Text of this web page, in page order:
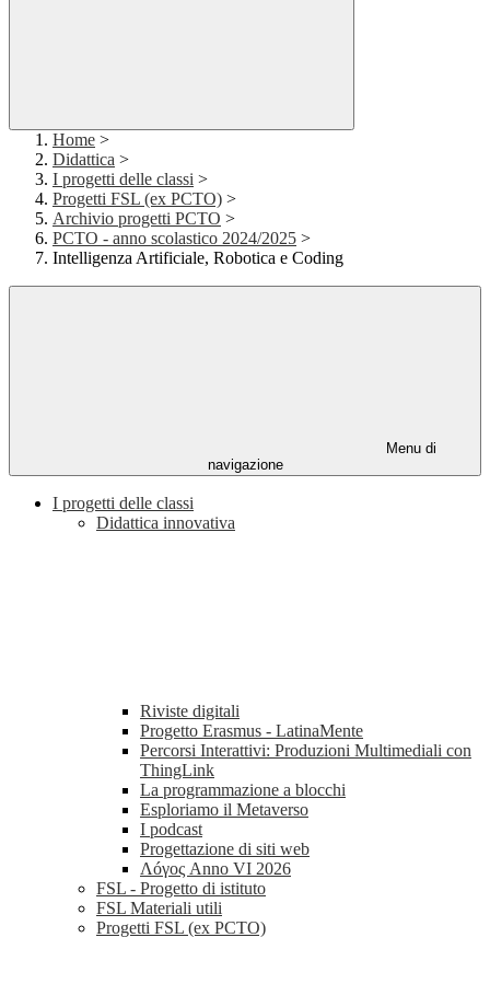
Home >
Didattica >
I progetti delle classi >
Progetti FSL (ex PCTO) >
Archivio progetti PCTO >
PCTO - anno scolastico 2024/2025 >
Intelligenza Artificiale, Robotica e Coding
Menu di
navigazione
I progetti delle classi
Didattica innovativa
Riviste digitali
Progetto Erasmus - LatinaMente
Percorsi Interattivi: Produzioni Multimediali con
ThingLink
La programmazione a blocchi
Esploriamo il Metaverso
I podcast
Progettazione di siti web
Λóγος Anno VI 2026
FSL - Progetto di istituto
FSL Materiali utili
Progetti FSL (ex PCTO)